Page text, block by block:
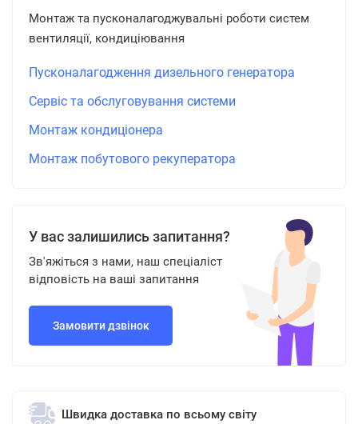
Монтаж та пусконалагоджувальні роботи систем
вентиляції, кондиціювання
Пусконалагодження дизельного генератора
Сервіс та обслуговування системи
Монтаж кондиціонера
Монтаж побутового рекуператора
У вас залишились запитання?
Зв'яжіться з нами, наш спеціаліст
відповість на ваші запитання
Замовити дзвінок
Швидка доставка по всьому світу